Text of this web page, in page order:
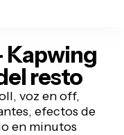
Kapwing
resto
voz en off,
efectos de
en minutos